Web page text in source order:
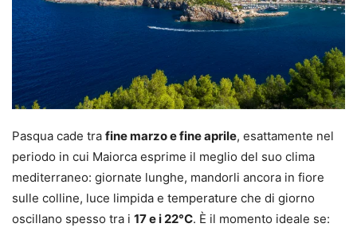
Pasqua cade tra fine marzo e fine aprile, esattamente nel
periodo in cui Maiorca esprime il meglio del suo clima
mediterraneo: giornate lunghe, mandorli ancora in fiore
sulle colline, luce limpida e temperature che di giorno
oscillano spesso tra i 17 e i 22°C. È il momento ideale se: